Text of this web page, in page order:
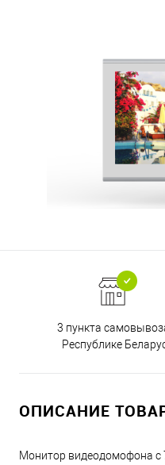
3 пункта
Республике
ОПИСАНИЕ
Монитор видеодомофона с